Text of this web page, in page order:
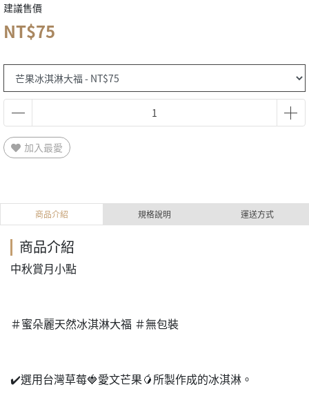
建議售價
NT$75
加入最愛
商品介紹 規格說明 運送方式
商品介紹
中秋賞月小點
＃蜜朵麗天然冰淇淋大福 ＃無包裝
✔️選用台灣草莓🍓愛文芒果🥭所製作成的冰淇淋。